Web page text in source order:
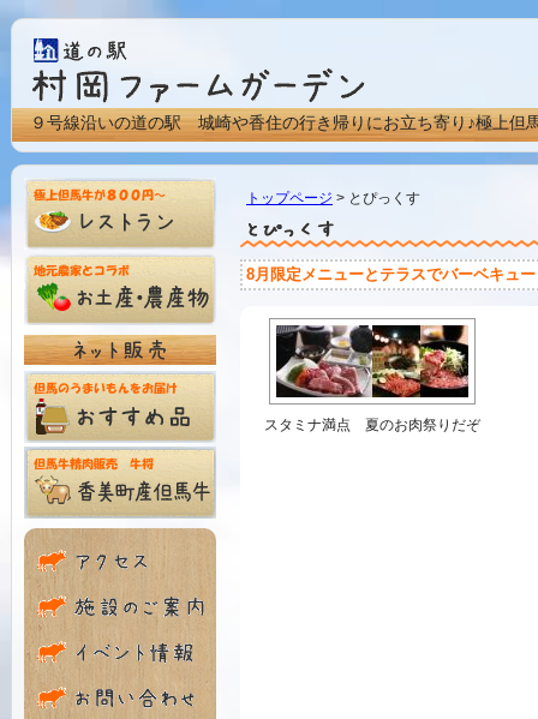
９号線沿いの道の駅 城崎や香住の行き帰りにお立ち寄り♪極上但
トップページ > とぴっくす
8月限定メニューとテラスでバーベキュー
スタミナ満点 夏のお肉祭りだぞ